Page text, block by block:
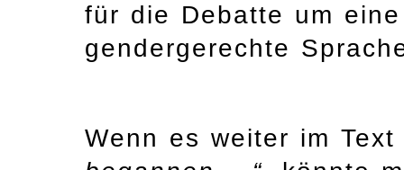
für die Debatte um
gendergerechte
Wenn es weiter im